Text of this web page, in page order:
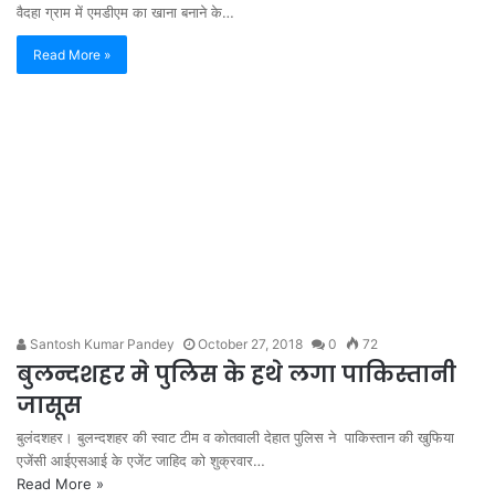
वैदहा ग्राम में एमडीएम का खाना बनाने के…
Read More »
Santosh Kumar Pandey October 27, 2018 0 72
बुलन्दशहर मे पुलिस के हथे लगा पाकिस्तानी
जासूस
बुलंदशहर। बुलन्दशहर की स्वाट टीम व कोतवाली देहात पुलिस ने पाकिस्तान की खुफिया
एजेंसी आईएसआई के एजेंट जाहिद को शुक्रवार…
Read More »